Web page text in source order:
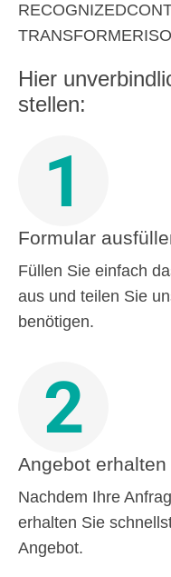
Hier
stellen:
1
Formular
Füllen Sie einfach
aus und teilen Sie
benötigen.
2
Angebot erhalten
Nachdem Ihre
erhalten Sie
Angebot.